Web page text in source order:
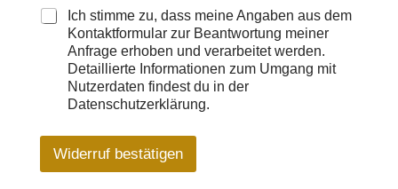
r
e
Ich stimme zu, dass meine Angaben aus dem
Kontaktformular zur Beantwortung meiner
Anfrage erhoben und verarbeitet werden.
Detaillierte Informationen zum Umgang mit
Nutzerdaten findest du in der
Datenschutzerklärung.
Widerruf bestätigen